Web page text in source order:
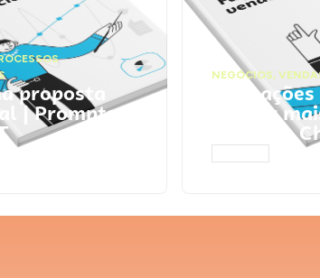
proposta
| Prompts
NEGÓCIOS,
Faça
vender
Prompts